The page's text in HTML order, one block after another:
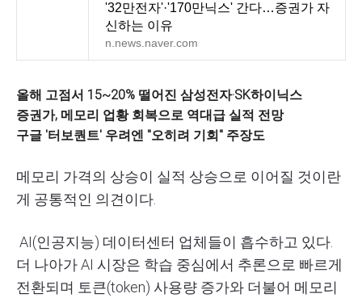
'32만전자'·'170만닉스' 간다…증권가 자
신하는 이유
n.news.naver.com
올해 고점서 15~20% 떨어진 삼성전자·SK하이닉스
증권가, 메모리 업황 회복으로 역대급 실적 전망
구글 '터보퀀트' 우려엔 "오히려 기회" 주장도
메모리 가격의 상승이 실적 상승으로 이어질 것이란
게 공통적인 의견이다.
AI(인공지능) 데이터센터 업체들이 흡수하고 있다.
더 나아가AI 시장은 학습 중심에서 추론으로 빠르게
전환되며 토큰(token) 사용량 증가와 더불어 메모리